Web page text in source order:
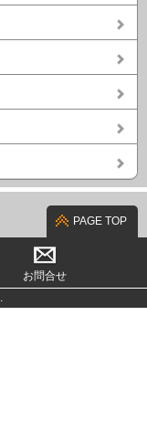
PAGE TOP
お問合せ